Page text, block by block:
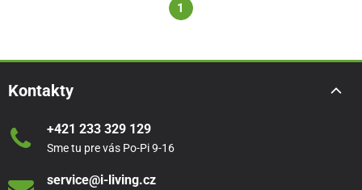
1
Kontakty
+421 233 329 129
Sme tu pre vás Po-Pi 9-16
service@i-living.cz